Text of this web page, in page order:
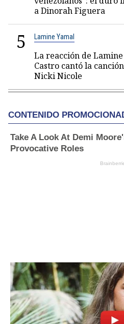
a Dinorah Figuera
5 Lamine Yamal
La reacción de
Castro cantó la
Nicki Nicole